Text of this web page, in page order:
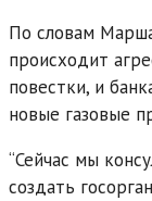
По словам
происходит
повестки, и
новые газовые
“Сейчас мы
создать